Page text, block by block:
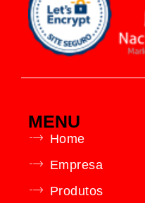
MENU
Home
Empresa
Produtos